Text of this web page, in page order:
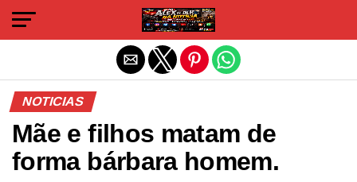
NOTICIAS
Mãe e filhos matam de
forma bárbara homem.
Sair da versão mobile